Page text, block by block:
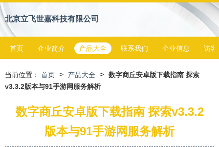
北京立飞世嘉科技有限公司
首页 企业简介 产品大全 联系我们 企业信息 访客
当前位置： 首页 > 产品大全 > 数字商丘安卓版下载指南 探索
v3.3.2版本与91手游网服务解析
数字商丘安卓版下载指南 探索v3.3.2
版本与91手游网服务解析